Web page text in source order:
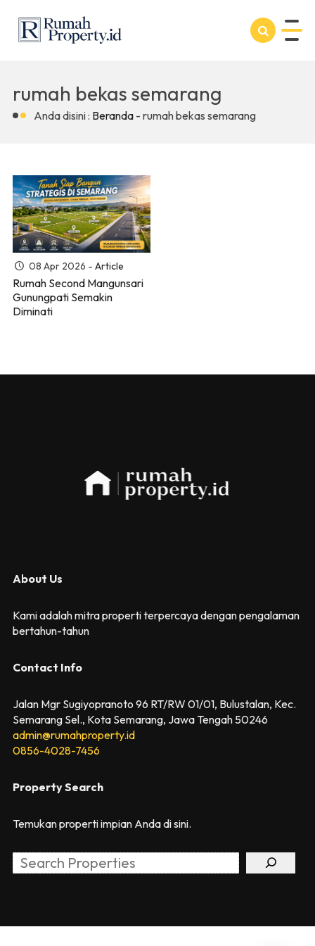
rumah bekas semarang
Anda disini : Beranda - rumah bekas semarang
08 Apr 2026 - Article
Rumah Second Mangunsari
Gunungpati Semakin
Diminati
About Us
Kami adalah mitra properti terpercaya dengan pengalaman
bertahun-tahun
Contact Info
Jalan Mgr Sugiyopranoto 96 RT/RW 01/01, Bulustalan, Kec.
Semarang Sel., Kota Semarang, Jawa Tengah 50246
admin@rumahproperty.id
0856-4028-7456
Property Search
Temukan properti impian Anda di sini.
Search